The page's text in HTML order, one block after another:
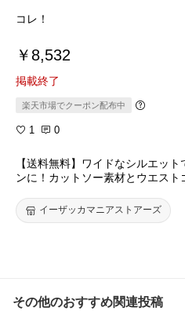
コレ！
￥8,532
掲載終了
楽天市場でクーポン配布中
1 0
【送料無料】ワイドなシルエッ
ンに！カットソー素材とウエスト
◆ICHI（イチ）：ボーダー コット
イーザッカマニアストアーズ
その他のおすすめ関連投稿